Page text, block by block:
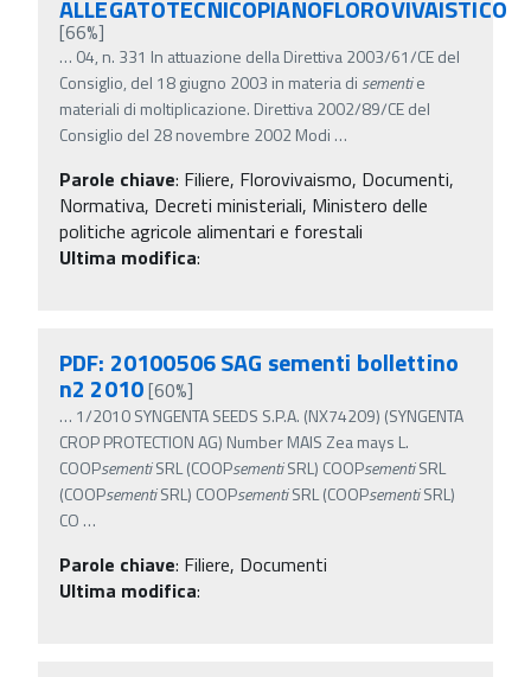
ALLEGATOTECNICOPIANOFLOROVIVAISTICO
[66%]
… 04, n. 331 In attuazione della Direttiva 2003/61/CE del
Consiglio, del 18 giugno 2003 in materia di sementie
materiali di moltiplicazione. Direttiva 2002/89/CE del
Consiglio del 28 novembre 2002 Modi …
Parole chiave: Filiere, Florovivaismo, Documenti,
Normativa, Decreti ministeriali, Ministero delle
politiche agricole alimentari e forestali
Ultima modifica:
PDF: 20100506 SAG sementi bollettino
n2 2010[60%]
… 1/2010 SYNGENTA SEEDS S.P.A. (NX74209) (SYNGENTA
CROP PROTECTION AG) Number MAIS Zea mays L.
COOPsementiSRL (COOPsementiSRL) COOPsementiSRL
(COOPsementiSRL) COOPsementiSRL (COOPsementiSRL)
CO …
Parole chiave: Filiere, Documenti
Ultima modifica: